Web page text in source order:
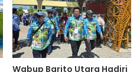
Wabup Barito Utara Hadiri